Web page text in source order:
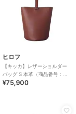
ヒロフ
【キッカ】レザーショルダー
バッグ S 本革（商品番号：
P25－35661）
¥75,900